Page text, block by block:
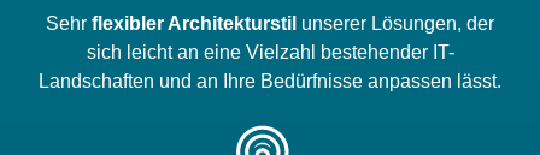
Sehr flexibler Architekturstil unserer Lösungen, der
sich leicht an eine Vielzahl bestehender IT-
Landschaften und an Ihre Bedürfnisse anpassen lässt.